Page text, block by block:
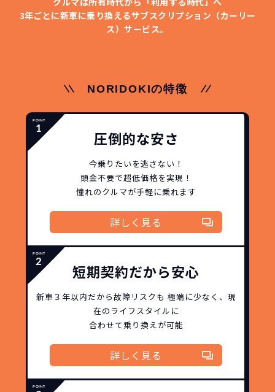
3年ごとに新車に乗り換えるサブスクリプション（カーリー
ス）サービス。
NORIDOKIの特徴
圧倒的な安さ
今乗りたいを逃さない！
頭金不要で超低価格を実現！
憧れのクルマが手軽に乗れます
詳しく見る
短期契約だから安心
新車３年以内だから故障リスクも 極端に少なく、 現
在のライフスタイルに
合わせて乗り換えが可能
詳しく見る